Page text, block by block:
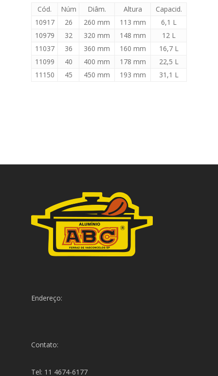
Cód. Núm Diâm. Altura
Capacid.
10917
26 260 mm 113 mm
6,1 L
10979
32 320 mm 148 mm
12 L
11037
36 360 mm 160 mm
16,7 L
11099
40 400 mm 178 mm
22,5 L
11150
45 450 mm 193 mm 31,1 L
Endereço:
Contato:
Tel: 11 4674-6177